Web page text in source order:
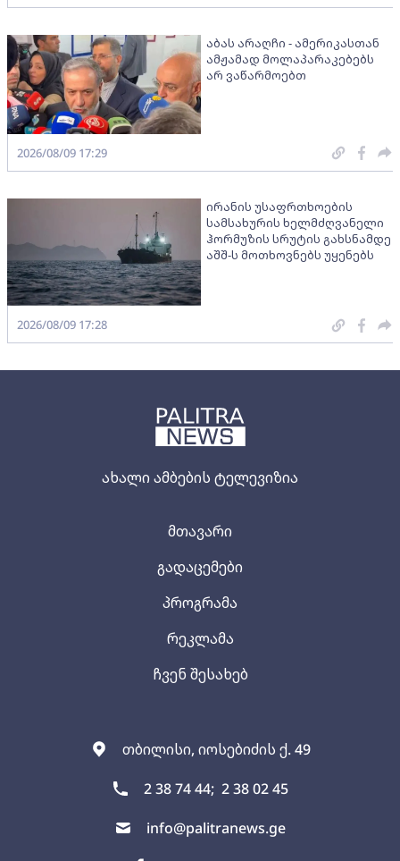
ახალი ამბების ტელევიზია
თბილისი, იოსებიძის ქ. 49
2 38 74 44; 2 38 02 45
info@palitranews.ge
მთავარი
გადაცემები
პროგრამა
რეკლამა
ჩვენ შესახებ
აბას არაღჩი - ამერიკასთან
ამჟამად მოლაპარაკებებს
არ ვაწარმოებთ
2026/08/09 17:29
ირანის უსაფრთხოების
სამსახურის ხელმძღვანელი
ჰორმუზის სრუტის გახსნამდე
აშშ-ს მოთხოვნებს უყენებს
2026/08/09 17:28